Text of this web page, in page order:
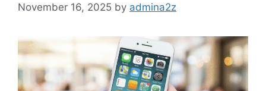
November 16, 2025 by admina2z